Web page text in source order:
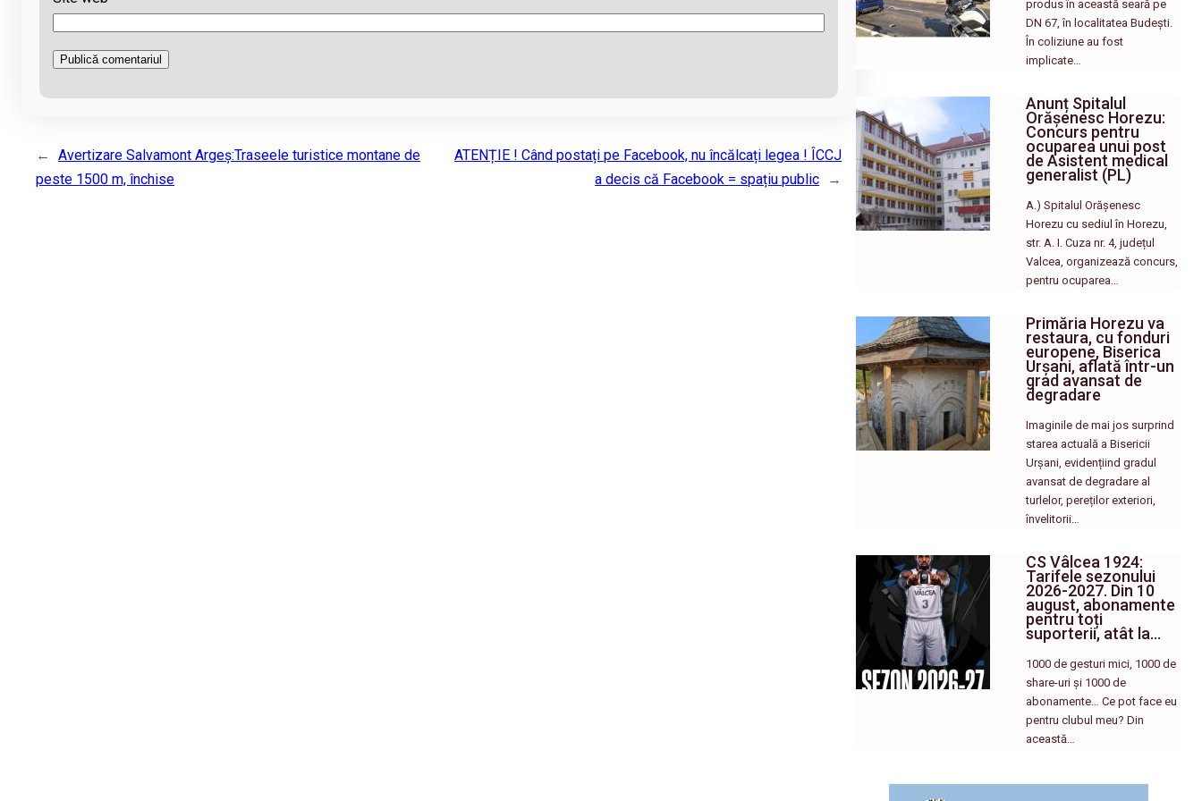
←
Avertizare Salvamont Argeș:Traseele turistice montane de
peste 1500 m, închise
ATENȚIE ! Când postați pe Facebook, nu încălcați legea ! ÎCCJ
a decis că Facebook = spațiu public
→
produs în această seară pe
DN 67, în localitatea Budești.
În coliziune au fost
implicate…
Anunț Spitalul
Orășenesc Horezu:
Concurs pentru
ocuparea unui post
de Asistent medical
generalist (PL)
A.) Spitalul Orășenesc
Horezu cu sediul în Horezu,
str. A. I. Cuza nr. 4, județul
Valcea, organizează concurs,
pentru ocuparea…
Primăria Horezu va
restaura, cu fonduri
europene, Biserica
Urșani, aflată într-un
grad avansat de
degradare
Imaginile de mai jos surprind
starea actuală a Bisericii
Urșani, evidențiind gradul
avansat de degradare al
turlelor, pereților exteriori,
învelitorii…
CS Vâlcea 1924:
Tarifele sezonului
2026-2027. Din 10
august, abonamente
pentru toți
suporterii, atât la…
1000 de gesturi mici, 1000 de
share-uri și 1000 de
abonamente… Ce pot face eu
pentru clubul meu? Din
această…